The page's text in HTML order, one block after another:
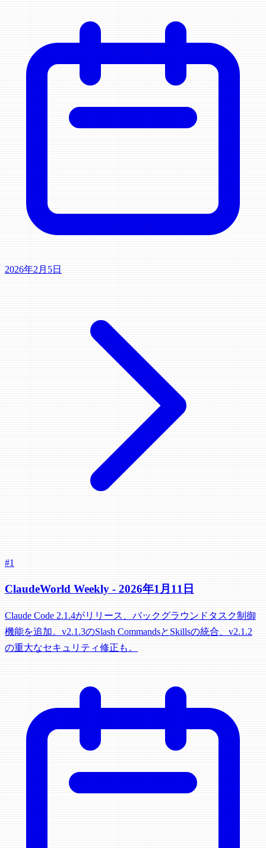
2026年2月5日
#1
ClaudeWorld Weekly - 2026年1月11日
Claude Code 2.1.4がリリース、バックグラウンドタスク制御
機能を追加。v2.1.3のSlash CommandsとSkillsの統合、v2.1.2
の重大なセキュリティ修正も。